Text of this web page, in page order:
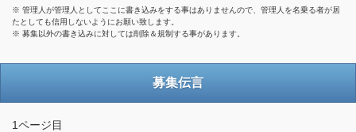
※ 管理人が管理人としてここに書き込みをする事はありませんので、管理人を名乗る者が居
たとしても信用しないようにお願い致します。
※ 募集以外の書き込みに対しては削除＆規制する事があります。
募集伝言
1ページ目